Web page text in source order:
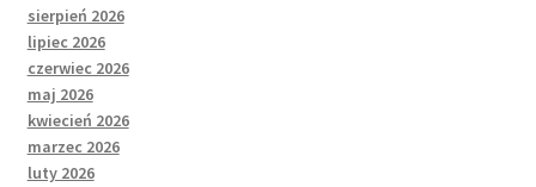
sierpień 2026
lipiec 2026
czerwiec 2026
maj 2026
kwiecień 2026
marzec 2026
luty 2026